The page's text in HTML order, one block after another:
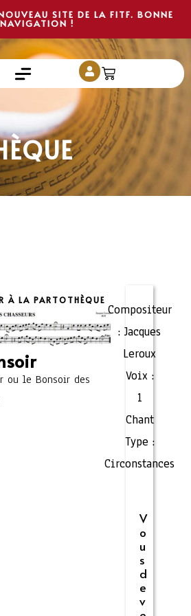
SITE DE LA FITF. BONNE
NAVIGATION !
À LA PARTOTHÈQUE
ou le Bonsoir des
Compositeur
: Jacques
Leroux
Voix :
1
Chant
Type :
Circonstances
V
o
u
s
d
e
v